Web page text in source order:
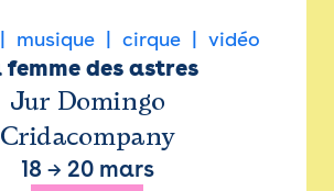
musique cirque vidéo
femme des astres
Jur Domingo
Cridacompany
18 → 20 mars